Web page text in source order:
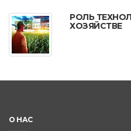
РОЛЬ
ХОЗЯЙСТВЕ
О НАС